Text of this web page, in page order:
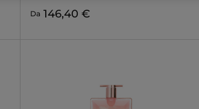
Da 146,40 €